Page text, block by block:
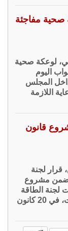
مفاجئة
لوعكة صحية
اليوم
داخل المجلس
اللازمة
قانون
قرار لجنة
مشروع
لسنة 2025.وكانت لجنة الطاقة
والثروة المعدنية النيابية أقرت، في 20 كانون